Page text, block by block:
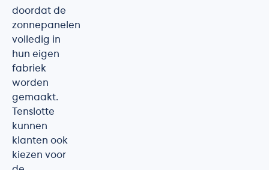
doordat de
zonnepanelen
volledig in
hun eigen
fabriek
worden
gemaakt.
Tenslotte
kunnen
klanten ook
kiezen voor